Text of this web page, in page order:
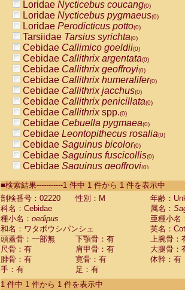
Loridae Nycticebus coucang(0)
Loridae Nycticebus pygmaeus(0)
Loridae Perodicticus potto(0)
Tarsiidae Tarsius syrichta(0)
Cebidae Callimico goeldii(0)
Cebidae Callithrix argentata(0)
Cebidae Callithrix geoffroyi(0)
Cebidae Callithrix humeralifer(0)
Cebidae Callithrix jacchus(0)
Cebidae Callithrix penicillata(0)
Cebidae Callithrixspp.(0)
Cebidae Cebuella pygmaea(0)
Cebidae Leontopithecus rosalia(0)
Cebidae Saguinus bicolor(0)
Cebidae Saguinus fuscicollis(0)
Cebidae Saguinus geoffroyi(0)
CebidaeSaguinus labiatus(0)
Cebidae Saguinus leucopus (0)
Cebidae
Cebidae
CebidaeSaguinus nigricollis (0)
Cebidae Saguinus oedipus
Cebidae Saguinus weddelli
Cebidae Saguinusspp.
Cebidae Aotus trivirgatus
Cebidae Cebus albifrons
■検索結果-----------1 件中 1 件から 1 件を表示中
剖検番号：02220
性別：M
年齢：
科名：Cebidae
属名：
種小名： oedipus
亜種小名
和名：ワタボウシパンシェ
英名：
頭蓋骨：一部無
下顎骨：有
上腕骨：
尺骨：有
肩甲骨：有
大腿骨：
腓骨：有
寛骨：有
体幹：有
手：有
足：有
1 件中 1 件から 1 件を表示中